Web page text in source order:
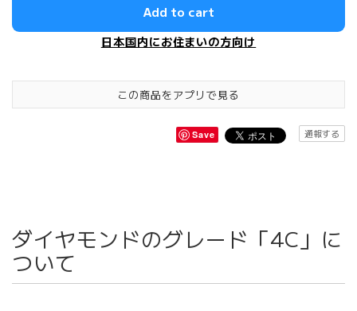
Add to cart
日本国内にお住まいの方向け
この商品をアプリで見る
Save 通報する
ダイヤモンドのグレード「4C」に
ついて